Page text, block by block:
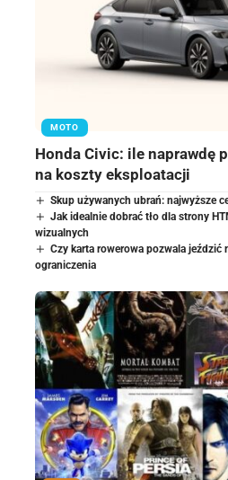
MOTO
Honda Civic: ile naprawdę
na koszty eksploatacji
Skup używanych ubrań: najwyższe
Jak idealnie dobrać tło dla strony
wizualnych
Czy karta rowerowa pozwala jeździć
ograniczenia